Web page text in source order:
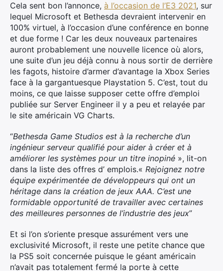
Cela sent bon l’annonce, à l’occasion de l’E3 2021, sur
lequel Microsoft et Bethesda devraient intervenir en
100% virtuel, à l’occasion d’une conférence en bonne
et due forme ! Car les deux nouveaux partenaires
auront probablement une nouvelle licence où alors,
une suite d’un jeu déjà connu à nous sortir de derrière
les fagots, histoire d’armer d’avantage la Xbox Series
face à la gargantuesque Playstation 5. C’est, tout du
moins, ce que laisse supposer cette offre d’emploi
publiée sur Server Engineer il y a peu et relayée par
le site américain VG Charts.
“Bethesda Game Studios est à la recherche d’un
ingénieur serveur qualifié pour aider à créer et à
améliorer les systèmes pour un titre inopiné », lit-on
dans la liste des offres d’ emplois.« Rejoignez notre
équipe expérimentée de développeurs qui ont un
héritage dans la création de jeux AAA. C’est une
formidable opportunité de travailler avec certaines
des meilleures personnes de l’industrie des jeux”
Et si l’on s’oriente presque assurément vers une
exclusivité Microsoft, il reste une petite chance que
la PS5 soit concernée puisque le géant américain
n’avait pas totalement fermé la porte à cette